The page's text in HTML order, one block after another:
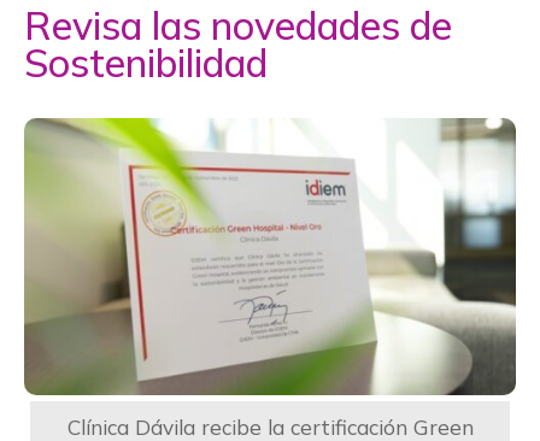
Revisa las novedades de
Sostenibilidad
Clínica Dávila recibe la certificación Green